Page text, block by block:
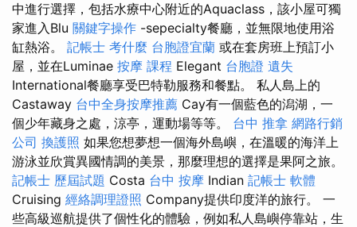
中進行選擇，包括水療中心附近的Aquaclass，該小屋可獨
家進入Blu 關鍵字操作 -sepecialty餐廳，並無限地使用浴
缸熱浴。 記帳士 考什麼 台胞證宜蘭 或在套房班上預訂小
屋，並在Luminae 按摩 課程 Elegant 台胞證 遺失
International餐廳享受巴特勒服務和餐點。 私人島上的
Castaway 台中全身按摩推薦 Cay有一個藍色的潟湖，一
個少年藏身之處，涼亭，運動場等等。 台中 推拿 網路行銷
公司 換護照 如果您想夢想一個海外島嶼，在溫暖的海洋上
游泳並欣賞異國情調的美景，那麼理想的選擇是果阿之旅。
記帳士 歷屆試題 Costa 台中 按摩 Indian 記帳士 軟體
Cruising 經絡調理證照 Company提供印度洋的旅行。 一
些高級巡航提供了個性化的體驗，例如私人島嶼停靠站，生